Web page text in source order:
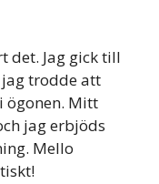
det. Jag gick till
jag trodde att
ögonen. Mitt
jag erbjöds
Mello